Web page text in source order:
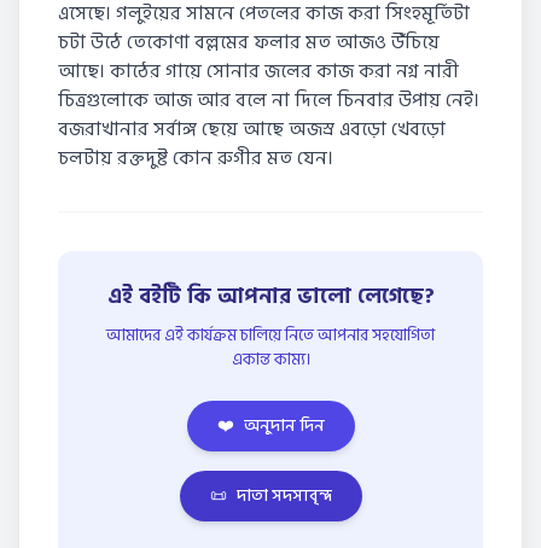
এসেছে। গলুইয়ের সামনে পেতলের কাজ করা সিংহমূর্তিটা
চটা উঠে তেকোণা বল্লমের ফলার মত আজও উঁচিয়ে
আছে। কাঠের গায়ে সোনার জলের কাজ করা নগ্ন নারী
চিত্রগুলোকে আজ আর বলে না দিলে চিনবার উপায় নেই।
বজরাখানার সর্বাঙ্গ ছেয়ে আছে অজস্র এবড়ো খেবড়ো
চলটায় রক্তদুষ্ট কোন রুগীর মত যেন।
এই বইটি কি আপনার ভালো লেগেছে?
আমাদের এই কার্যক্রম চালিয়ে নিতে আপনার সহযোগিতা
একান্ত কাম্য।
❤️ অনুদান দিন
📜 দাতা সদস্যবৃন্দ